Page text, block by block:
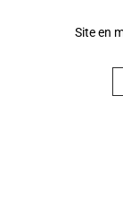
Site en